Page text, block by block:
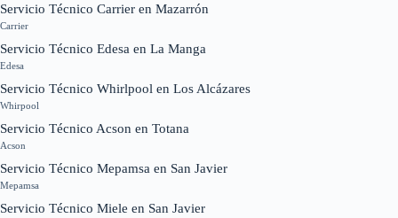
Servicio Técnico Carrier en Mazarrón
Carrier
Servicio Técnico Edesa en La Manga
Edesa
Servicio Técnico Whirlpool en Los Alcázares
Whirpool
Servicio Técnico Acson en Totana
Acson
Servicio Técnico Mepamsa en San Javier
Mepamsa
Servicio Técnico Miele en San Javier